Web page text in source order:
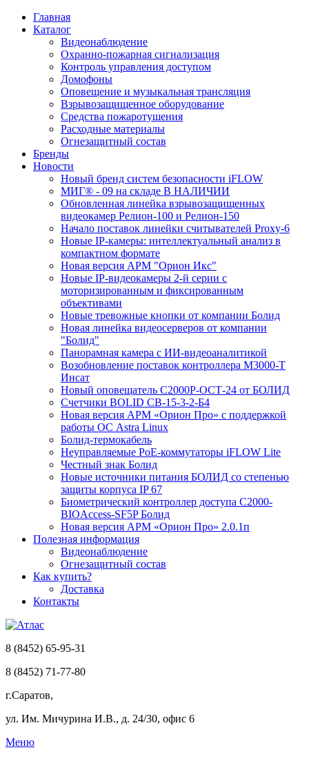
Главная
Каталог
Видеонаблюдение
Охранно-пожарная сигнализация
Контроль управления доступом
Домофоны
Оповещение и музыкальная трансляция
Взрывозащищенное оборудование
Средства пожаротушения
Расходные материалы
Огнезащитный состав
Бренды
Новости
Новый бренд систем безопасности iFLOW
МИГ® - 09 на складе В НАЛИЧИИ
Обновленная линейка взрывозащищенных
видеокамер Релион-100 и Релион-150
Начало поставок линейки считывателей Proxy-6
Новые IP-камеры: интеллектуальный анализ в
компактном формате
Новая версия АРМ "Орион Икс"
Новые IP-видеокамеры 2-й серии с
моторизированным и фиксированным
объективами
Новые тревожные кнопки от компании Болид
Новая линейка видеосерверов от компании
"Болид"
Панорамная камера с ИИ-видеоаналитикой
Возобновление поставок контроллера М3000-Т
Инсат
Новый оповещатель С2000Р-ОСТ-24 от БОЛИД
Счетчики BOLID СВ-15-3-2-Б4
Новая версия АРМ «Орион Про» с поддержкой
работы ОС Astra Linux
Болид-термокабель
Неуправляемые PoE-коммутаторы iFLOW Lite
Честный знак Болид
Новые источники питания БОЛИД со степенью
защиты корпуса IP 67
Биометрический контроллер доступа С2000-
BIOAccess-SF5P Болид
Новая версия АРМ «Орион Про» 2.0.1п
Полезная информация
Видеонаблюдение
Огнезащитный состав
Как купить?
Доставка
Контакты
8 (8452) 65-95-31
8 (8452) 71-77-80
г.Саратов,
ул. Им. Мичурина И.В., д. 24/30, офис 6
Меню